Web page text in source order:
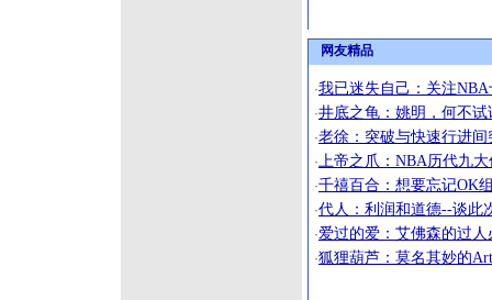
网友精品
·我已迷失自己：关注
·井底之龟：姚明，何不试
·老徐：突破与快速行进
· 上帝之爪：NBA历代九
·千禧百合：想要忘记OK
·代人：利润和道德--谈此
·爱过的爱：艾佛森的过人
·狐狸葫芦：莫名其妙的